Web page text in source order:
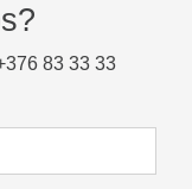
83 33 33